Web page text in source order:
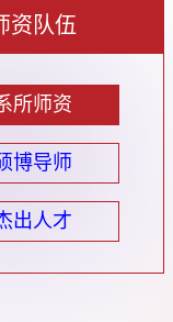
资队伍
所师资
博导师
出人才